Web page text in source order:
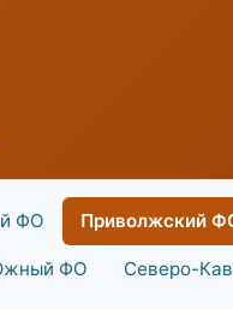
ФО Приволжский
ФО Северо-